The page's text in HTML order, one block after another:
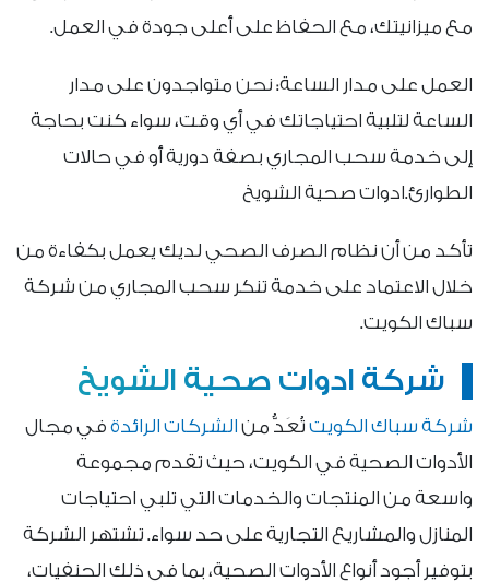
مع ميزانيتك، مع الحفاظ على أعلى جودة في العمل.
العمل على مدار الساعة: نحن متواجدون على مدار
الساعة لتلبية احتياجاتك في أي وقت، سواء كنت بحاجة
إلى خدمة سحب المجاري بصفة دورية أو في حالات
الطوارئ.ادوات صحية الشويخ
تأكد من أن نظام الصرف الصحي لديك يعمل بكفاءة من
خلال الاعتماد على خدمة تنكر سحب المجاري من شركة
سباك الكويت.
شركة ادوات صحية الشويخ
شركة سباك الكويت تُعَدُّ من الشركات الرائدة في مجال
الأدوات الصحية في الكويت، حيث تقدم مجموعة
واسعة من المنتجات والخدمات التي تلبي احتياجات
المنازل والمشاريع التجارية على حد سواء. تشتهر الشركة
بتوفير أجود أنواع الأدوات الصحية، بما في ذلك الحنفيات،